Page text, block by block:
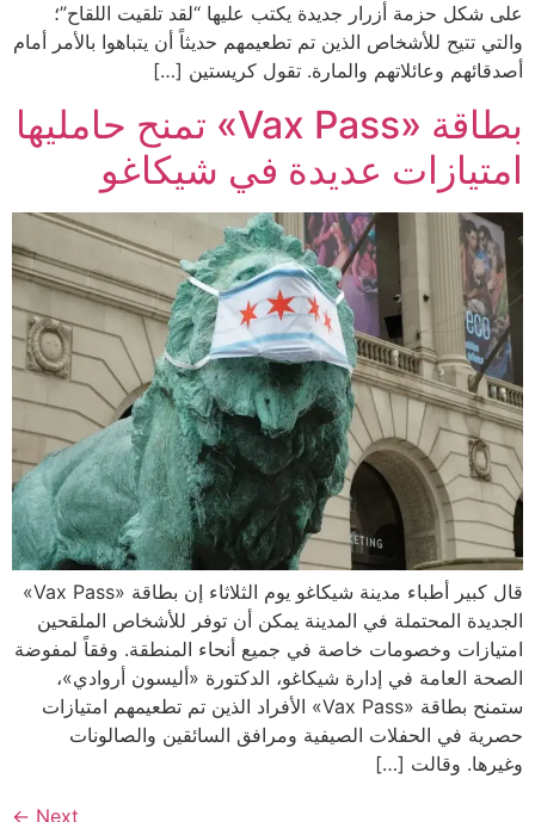
على شكل حزمة أزرار جديدة يكتب عليها “لقد تلقيت اللقاح”؛
والتي تتيح للأشخاص الذين تم تطعيمهم حديثاً أن يتباهوا بالأمر أمام
أصدقائهم وعائلاتهم والمارة. تقول كريستين […]
بطاقة «Vax Pass» تمنح حامليها
امتيازات عديدة في شيكاغو
قال كبير أطباء مدينة شيكاغو يوم الثلاثاء إن بطاقة «Vax Pass»
الجديدة المحتملة في المدينة يمكن أن توفر للأشخاص الملقحين
امتيازات وخصومات خاصة في جميع أنحاء المنطقة. وفقاً لمفوضة
الصحة العامة في إدارة شيكاغو، الدكتورة «أليسون أروادي»،
ستمنح بطاقة «Vax Pass» الأفراد الذين تم تطعيمهم امتيازات
حصرية في الحفلات الصيفية ومرافق السائقين والصالونات
وغيرها. وقالت […]
Next
←